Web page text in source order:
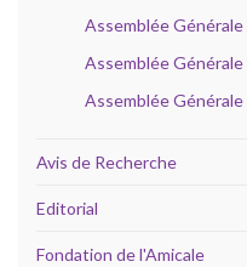
Assemblée
Assemblée Générale
Assemblée Générale
Avis de Recherche
Editorial
Fondation de l'Amicale